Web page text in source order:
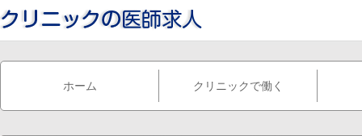
ホーム クリニックで働く